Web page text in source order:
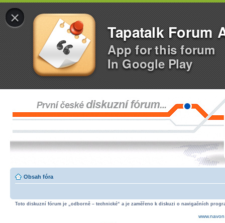
×
Tapatalk Forum
App for this forum
In Google Play
Obsah fóra
Toto diskuzní fórum je „odborně – technické“ a je zaměřeno k diskuzi o navigačních